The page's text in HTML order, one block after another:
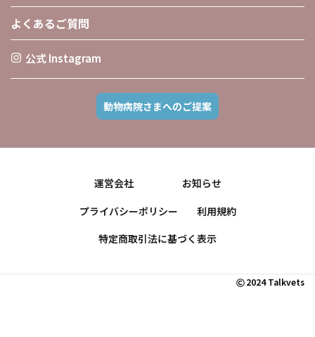
よくあるご質問
公式 Instagram
動物病院さまへのご提案
運営会社
お知らせ
プライバシーポリシー
利用規約
特定商取引法に基づく表示
2024 Talkvets